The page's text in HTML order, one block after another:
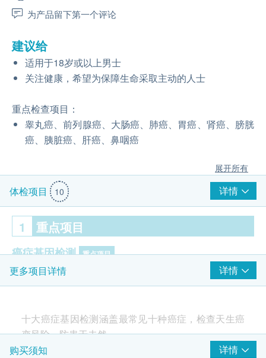
为产品留下第一个评论
建议给
适用于18岁或以上男士
关注健康，希望为保障生命采取主动的人士
重点检查项目：
睾丸癌、前列腺癌、大肠癌、肺癌、胃癌、肾癌、膀胱
癌、胰脏癌、肝癌、鼻咽癌
展开所有
体检项目 10 详情
1 重点项目
癌症基因检测 重点项目
睾丸癌
2 基本项目
更多项目详情 详情
十大癌症基因检测涵盖最常见十种癌症，检查天生癌
变风险，防患于未然。
购买须知 详情